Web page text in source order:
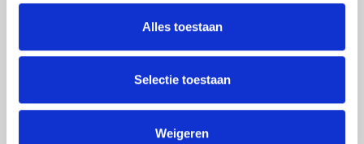
Alles toestaan
Selectie toestaan
Weigeren
Reviews(0)
Solar Rolsteiger 135x305x8,2m werkhoogte,